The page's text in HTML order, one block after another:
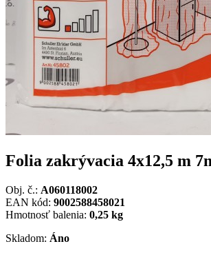
Folia zakrývacia 4x12,5 m
Obj. č.: A060118002
EAN kód: 9002588458021
Hmotnosť balenia: 0,25 kg
Skladom: Áno